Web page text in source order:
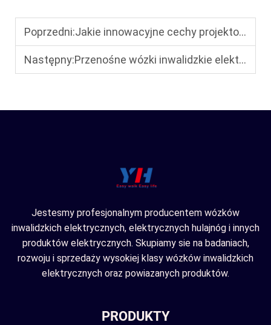
Poprzedni:Jakie innowacyjne cechy projektowe mają składane elektryczne wózki inwalidzkie przeznaczone dla użytkowników starszych?
Następny:Przenośne wózki inwalidzkie elektryczne: Kompletny przewodnik po łatwej podróży na świeżym powietrzu w 2026 roku
Jestesmy profesjonalnym producentem wózków
inwalidzkich elektrycznych, elektrycznych hulajnóg i innych
produktów elektrycznych. Skupiamy sie na badaniach,
rozwoju i sprzedaży wysokiej klasy wózków inwalidzkich
elektrycznych oraz powiazanych produktów.
PRODUKTY